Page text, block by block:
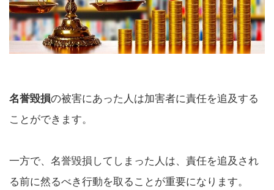
名誉毀損の被害にあった人は加害者に責任を追及する
ことができます。
一方で、名誉毀損してしまった人は、責任を追及され
る前に然るべき行動を取ることが重要になります。